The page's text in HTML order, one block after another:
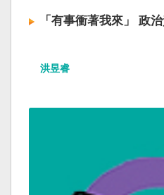
「有事衝著我來」 政
洪昱睿